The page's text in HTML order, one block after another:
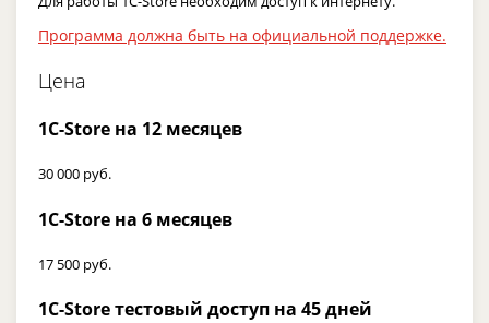
Программа должна быть на официальной поддержке.
Цена
1C-Store на 12 месяцев
30 000 руб.
1C-Store на 6 месяцев
17 500 руб.
1C-Store тестовый доступ на 45 дней